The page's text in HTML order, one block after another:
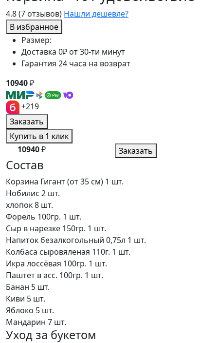
4.8(7 отзывов) Нашли дешевле?
В избранное
Размер:
Доставка 0₽ от 30-ти минут
Гарантия 24 часа на возврат
10940₽
+219
Заказать
Купить в 1 клик
10940₽ Заказать
Состав
Корзина Гигант (от 35 см) 1 шт.
Нобилис 2 шт.
хлопок8 шт.
Форель 100гр. 1 шт.
Сыр в нарезке 150гр. 1 шт.
Напиток безалкогольный 0,75л 1 шт.
Колбаса сыровяленая 110г. 1 шт.
Икра лоссёвая 100гр. 1 шт.
Паштет в асс. 100гр. 1 шт.
Банан 5 шт.
Киви 5 шт.
Яблоко 5 шт.
Мандарин 7 шт.
Уход за букетом